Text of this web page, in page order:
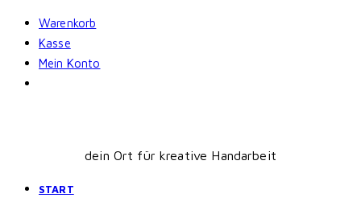
Skip
content
Warenkorb
Kasse
Mein Konto
dein Ort für kreative Handarbeit
START